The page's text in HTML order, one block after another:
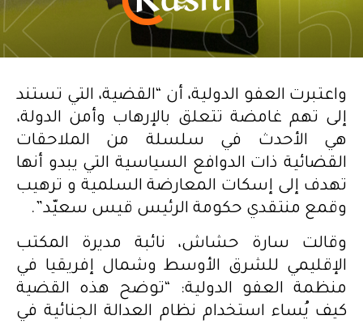
واعتبرت العفو الدولية، أن “القضية، التي تستند
إلى تهم غامضة تتعلق بالإرهاب وأمن الدولة،
هي الأحدث في سلسلة من الملاحقات
القضائية ذات الدوافع السياسية التي يبدو أنها
تهدف إلى إسكات المعارضة السلمية و ترهيب
وقمع منتقدي حكومة الرئيس قيس سعيّد”.
وقالت سارة حشاش، نائبة مديرة المكتب
الإقليمي للشرق الأوسط وشمال إفريقيا في
منظمة العفو الدولية: “توضح هذه القضية
كيف يُساء استخدام نظام العدالة الجنائية في